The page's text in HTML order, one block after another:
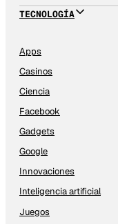
TECNOLOGÍA
Apps
Casinos
Ciencia
Facebook
Gadgets
Google
Innovaciones
Inteligencia artificial
Juegos